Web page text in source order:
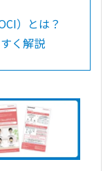
）とは？
く解説